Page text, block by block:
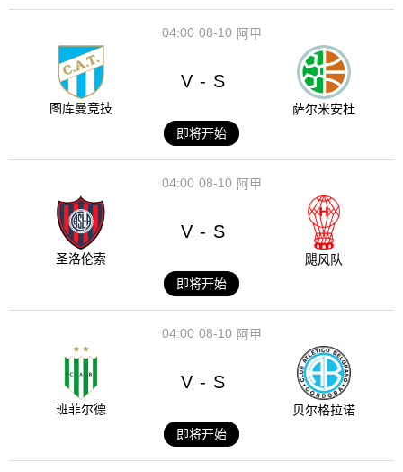
08-10
04:00 阿甲
图库曼竞技
V - S
萨尔米安杜
即将开始
08-10
04:00 阿甲
圣洛伦索
V - S
飓风队
即将开始
08-10
04:00 阿甲
班菲尔德
V - S
贝尔格拉诺
即将开始